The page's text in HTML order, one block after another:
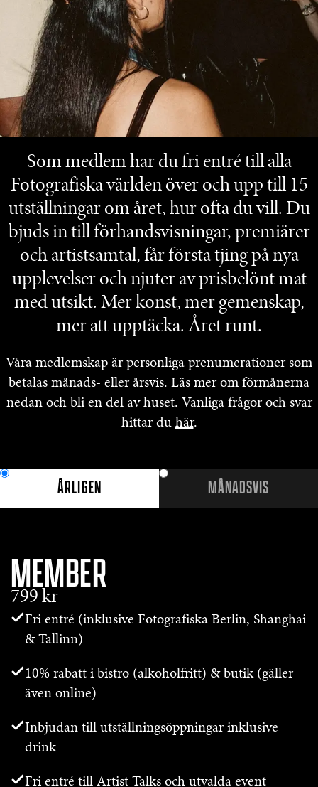
Som medlem har du fri entré till alla
Fotografiska världen över och upp till 15
utställningar om året, hur ofta du vill. Du
bjuds in till förhandsvisningar, premiärer
och artistsamtal, får första tjing på nya
upplevelser och njuter av prisbelönt mat
med utsikt. Mer konst, mer gemenskap,
mer att upptäcka. Året runt.
Våra medlemskap är personliga prenumerationer som
betalas månads- eller årsvis. Läs mer om förmånerna
nedan och bli en del av huset. Vanliga frågor och svar
hittar du här.
ÅRLIGEN MÅNADSVIS
MEMBER
799 kr
Fri entré (inklusive Fotografiska Berlin, Shanghai
& Tallinn)
10% rabatt i bistro (alkoholfritt) & butik (gäller
även online)
Inbjudan till utställningsöppningar inklusive
drink
Fri entré till Artist Talks och utvalda event